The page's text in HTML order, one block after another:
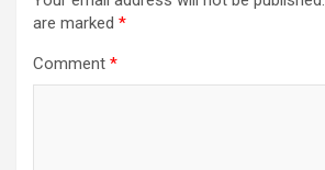
are marked *
Comment *